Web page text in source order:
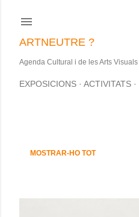
ARTNEUTRE ?
Agenda Cultural i de les Arts Visuals
EXPOSICIONS ACTIVITATS
E
t
MOSTRAR-HO TOT